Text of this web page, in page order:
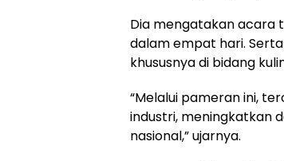
Dia mengatakan acara
dalam empat hari.
khususnya di bidang
“Melalui pameran ini,
industri, meningkatkan
nasional,” ujarnya.